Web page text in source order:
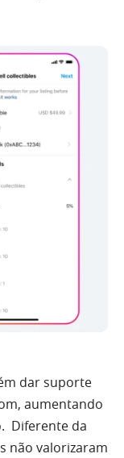
dar suporte
aumentando
Diferente da
não valorizaram